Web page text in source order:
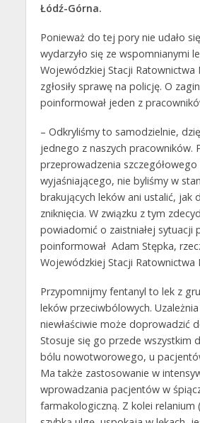
Łódź-Górna.
Ponieważ do tej pory nie udało
wydarzyło się ze wspomnianymi
Wojewódzkiej Stacji Ratownictwa
zgłosiły sprawę na policję. O
poinformował jeden z
– Odkryliśmy to samodzielnie,
jednego z naszych pracowników.
przeprowadzenia
wyjaśniającego, nie byliśmy w
brakujących leków ani ustalić, jak
zniknięcia. W związku z tym
powiadomić o zaistniałej sytuacji
poinformował Adam Stępka,
Wojewódzkiej Stacji Ratownictwa
Przypomnijmy fentanyl to lek z
leków przeciwbólowych.
niewłaściwie może doprowadzić
Stosuje się go przede wszystkim
bólu nowotworowego, u
Ma także zastosowanie w
wprowadzania pacjentów w
farmakologiczną. Z kolei relanium